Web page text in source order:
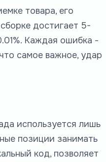
товара, его
достигает 5-
Каждая ошибка -
самое важное, удар
используется лишь
позиции занимать
код, позволяет